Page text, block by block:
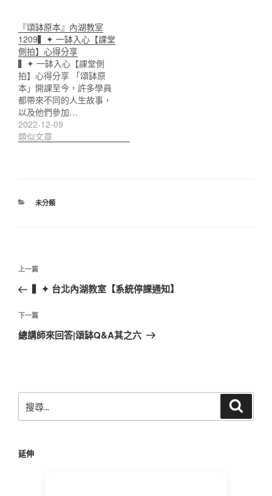
『頌缽原本』內湖教室
1209▍✦ 一缽入心【課堂
側拍】心得分享
▍✦ 一缽入心【課堂側
拍】心得分享 「頌缽原
本」開課至今，許多學員
都帶來不同的人生故事，
以及他們參加…
2022-12-09
類似文章
分
未分類
文
導
覽
上
一
文
章
上一篇
▍✦ 台北內湖教室【系統停課通知】
下
一
下一篇
總講師來回答|頌缽Q&A其之六
尋
字:
延伸